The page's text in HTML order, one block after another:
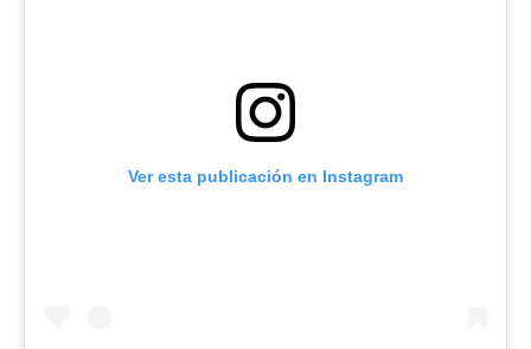
Ver esta publicación en Instagram